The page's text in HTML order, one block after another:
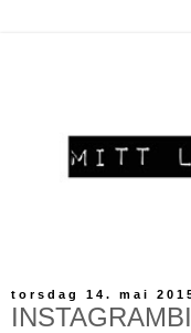
torsdag 14. mai